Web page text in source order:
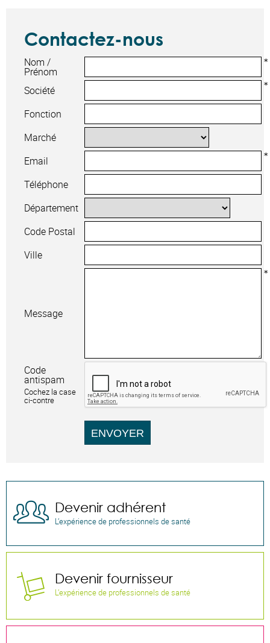
Contactez-nous
Nom /
Prénom
Société
Fonction
Marché
Email
Téléphone
Département
Code Postal
Ville
Message
Code
antispam
Cochez la case
ci-contre
ENVOYER
 Devenir adhérent
L’expérience de professionnels de santé
 Devenir fournisseur
L’expérience de professionnels de santé